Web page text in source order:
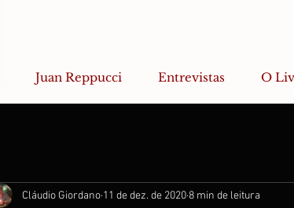
Cláudio Giordano 11 de dez. de 2020 8 min de leitura
Juan Reppucci Entrevistas O